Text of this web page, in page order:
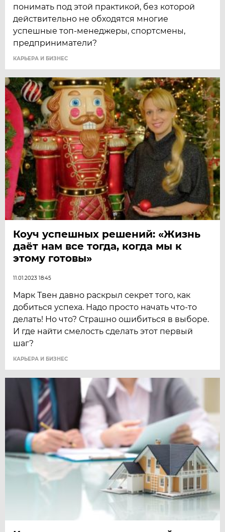
понимать под этой практикой, без которой
действительно не обходятся многие
успешные топ-менеджеры, спортсмены,
предприниматели?
КАРЬЕРА И БИЗНЕС
Коуч успешных решений: «Жизнь
даёт нам все тогда, когда мы к
этому готовы»
11.01.2023 18:45
Марк Твен давно раскрыл секрет того, как
добиться успеха. Надо просто начать что-то
делать! Но что? Страшно ошибиться в выборе.
И где найти смелость сделать этот первый
шаг?
КАРЬЕРА И БИЗНЕС